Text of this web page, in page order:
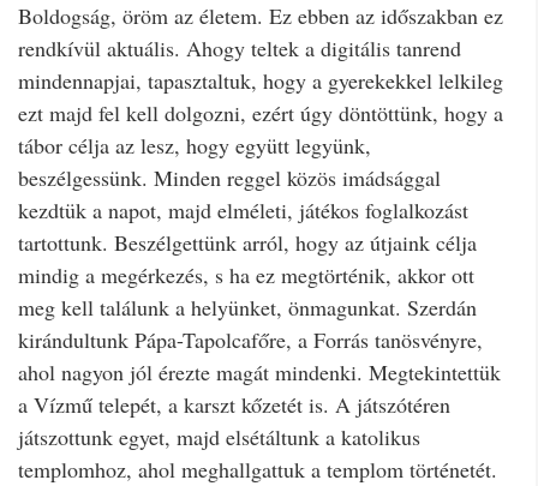
Boldogság, öröm az életem. Ez ebben az időszakban ez
rendkívül aktuális. Ahogy teltek a digitális tanrend
mindennapjai, tapasztaltuk, hogy a gyerekekkel lelkileg
ezt majd fel kell dolgozni, ezért úgy döntöttünk, hogy a
tábor célja az lesz, hogy együtt legyünk,
beszélgessünk. Minden reggel közös imádsággal
kezdtük a napot, majd elméleti, játékos foglalkozást
tartottunk. Beszélgettünk arról, hogy az útjaink célja
mindig a megérkezés, s ha ez megtörténik, akkor ott
meg kell találunk a helyünket, önmagunkat. Szerdán
kirándultunk Pápa-Tapolcafőre, a Forrás tanösvényre,
ahol nagyon jól érezte magát mindenki. Megtekintettük
a Vízmű telepét, a karszt kőzetét is. A játszótéren
játszottunk egyet, majd elsétáltunk a katolikus
templomhoz, ahol meghallgattuk a templom történetét.